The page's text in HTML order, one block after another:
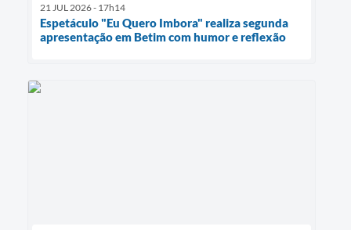
21 JUL 2026 - 17h14
Espetáculo "Eu Quero Imbora" realiza segunda
apresentação em Betim com humor e reflexão